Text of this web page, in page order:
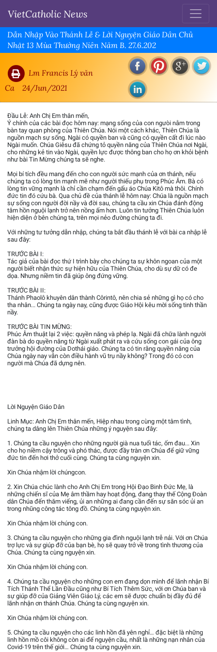
VietCatholic News
Dẫn Nhập Vào Thánh Lễ & Lời Nguyện Giáo Dân Chủ
Nhật 13 Mùa Thường Niên Năm B. 27.6.202
Lm Francis Lý văn
Ca
24/Jun/2021
Đầu Lễ: Anh Chị Em thân mến,
Ý chính của các bài đọc hôm nay: mạng sống của con ngưòi nằm trong
bàn tay quan phòng của Thiên Chúa. Nói một cách khác, Thiên Chúa là
nguồn mạch sự sống. Ngài có quyền ban và cũng có quyền cất đi lúc nào
Ngài muốn. Chúa Giêsu đã chứng tỏ quyền năng của Thiên Chúa nơi Ngài,
cho những kẻ tin vào Ngài, quyền lực được thông ban cho họ ơn khỏi bệnh
như bài Tin Mừng chúng ta sẽ nghe.
Mọi bí tích đều mang đến cho con người sức mạnh của ơn thánh, nếu
chúng ta có lòng tin mạnh mẽ như người thiếu phụ trong Phúc Âm. Bà có
lòng tin vững mạnh là chỉ cần chạm đến gấu áo Chúa Kitô mà thôi. Chính
đức tin đó cứu bà. Qua chủ đề của thánh lễ hôm nay: Chúa là nguồn mạch
sự sống con người đời nầy và đời sau, chúng ta cầu xin Chúa đánh động
tâm hồn nguội lạnh trở nên nồng ấm hơn. Luôn tin tưởng Thiên Chúa luôn
hiện diện ở bên chúng ta, trên mọi nẻo đường chúng ta đi.
Với những tư tưởng dẫn nhập, chúng ta bắt đầu thánh lễ với bài ca nhập lễ
sau đây:
TRƯỚC BÀI I:
Tác giả của bài đọc thứ I trình bày cho chúng ta sự khôn ngoan của một
người biết nhận thức sự hiện hữu của Thiên Chúa, cho dù sự dữ có đe
dọa. Nhưng niềm tin đã giúp ông đứng vững.
TRƯỚC BÀI II:
Thánh Phaolô khuyên dân thành Côrintô, nên chia sẻ những gì họ có cho
tha nhân... Chúng ta ngày nay, cũng được Giáo Hội kêu mời sống tinh thần
nầy.
TRƯỚC BÀI TIN MỪNG:
Phúc Âm thuật lại 2 việc: quyền năng và phép lạ. Ngài đã chữa lành người
đàn bà do quyền năng từ Ngài xuất phát ra và cứu sống con gái của ông
trưởng hội đường của Dothái giáo. Chúng ta có tin rằng quyền năng của
Chúa ngày nay vẫn còn điều hành vũ trụ nầy không? Trong đó có con
người mà Chúa đã dựng nên.
Lời Nguyện Giáo Dân
Linh Mục: Anh Chị Em thân mến, Hiệp nhau trong cùng một tâm tình,
chúng ta dâng lên Thiên Chúa những ý nguyện sau đây:
1. Chúng ta cầu nguyện cho những người già nua tuổi tác, ốm đau... Xin
cho họ niềm cậy trông và phó thác, được đầy tràn ơn Chúa để giữ vững
đức tin đến hơi thở cuối cùng. Chúng ta cùng nguyện xin.
Xin Chúa nhậm lời chúngcon.
2. Xin Chúa chúc lành cho Anh Chị Em trong Hội Đạo Binh Đức Mẹ, là
những chiến sĩ của Mẹ âm thầm hay hoạt động, đang thay thế Cộng Đoàn
dân Chúa đến thăm viếng, ủi an những ai đang cần đến sự săn sóc ủi an
trong nhũng công tác tông đồ. Chúng ta cùng nguyện xin.
Xin Chúa nhậm lời chúng con.
3. Chúng ta cầu nguyện cho những gia đình nguội lạnh trễ nải. Với ơn Chúa
trợ lực và sự giúp đỡ của bạn bè, họ sẽ quay trở về trong tình thương của
Chúa. Chúng ta cùng nguyện xin.
Xin Chúa nhậm lời chúng con.
4. Chúng ta cầu nguyện cho những con em đang dọn mình để lãnh nhận Bí
Tích Thánh Thể Lần Đầu cũng như Bí Tích Thêm Sức, với ơn Chúa ban và
sự giúp đỡ của Giảng Viên Giáo Lý, các em sẽ được chuẩn bị đầy đủ để
lãnh nhận ơn thánh Chúa. Chúng ta cùng nguyện xin.
Xin Chúa nhậm lời chúng con.
5. Chúng ta cầu nguyện cho các linh hồn đã yên nghỉ… đặc biệt là những
linh hồn mồ côi không còn ai để nguyện cầu, nhất là những nạn nhân của
Covid-19 trên thế giới… Chúng ta cùng nguyện xin.